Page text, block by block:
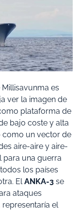
es
ver la imagen de
plataforma de
bajo coste y alta
como un vector de
aire-aire y aire-
para una guerra
los países
ElANKA-3 se
ataques
el